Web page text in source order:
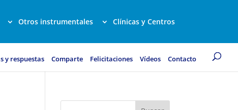
Otros instrumentales
Clínicas y Centros
y respuestas Comparte Felicitaciones Vídeos Contacto